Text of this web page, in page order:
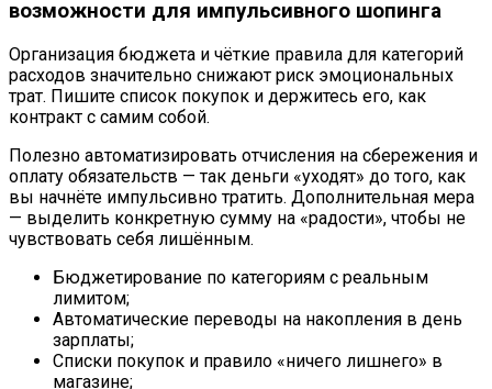
возможности для импульсивного шопинга
Организация бюджета и чёткие правила для категорий
расходов значительно снижают риск эмоциональных
трат. Пишите список покупок и держитесь его, как
контракт с самим собой.
Полезно автоматизировать отчисления на сбережения и
оплату обязательств — так деньги «уходят» до того, как
вы начнёте импульсивно тратить. Дополнительная мера
— выделить конкретную сумму на «радости», чтобы не
чувствовать себя лишённым.
Бюджетирование по категориям с реальным
лимитом;
Автоматические переводы на накопления в день
зарплаты;
Списки покупок и правило «ничего лишнего» в
магазине;